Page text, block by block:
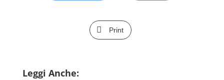
Print
Leggi Anche: